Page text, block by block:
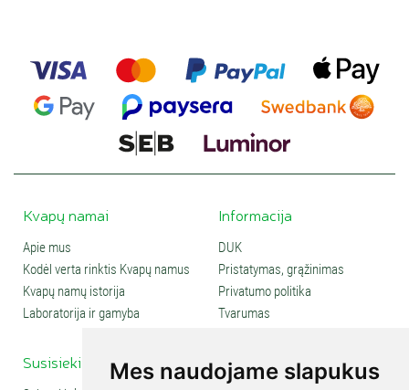
Mes naudojame slapukus
Kvapų namai
Apie mus
Kodėl verta rinktis Kvapų namus
Kvapų namų istorija
Laboratorija ir gamyba
Informacija
DUK
Pristatymas, grąžinimas
Privatumo politika
Tvarumas
Susisiekite Social media